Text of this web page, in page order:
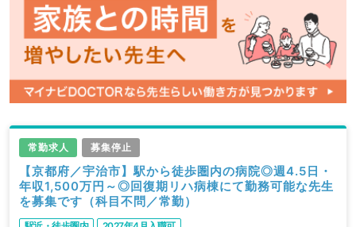
常勤求人 募集停止
【京都府／宇治市】駅から徒歩圏内の病院◎週4.5日・
年収1,500万円～◎回復期リハ病棟にて勤務可能な先生
を募集です（科目不問／常勤）